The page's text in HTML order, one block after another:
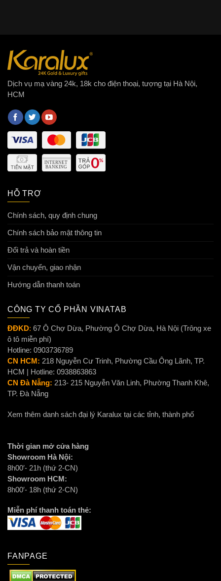
Dịch vụ mạ vàng 24k, 18k cho điện thoại, tượng tại Hà Nội,
HCM
HỖ TRỢ
Chính sách, quy định chung
Chính sách bảo mật thông tin
Đổi trả và hoàn tiền
Vận chuyển, giao nhận
Hướng dẫn thanh toán
CÔNG TY CỔ PHẦN VINATAB
ĐĐKD: 67 Ô Chợ Dừa, Phường Ô Chợ Dừa, Hà Nội (Trông xe
ô tô miễn phí)
Hotline: 0903736789
CN HCM: 218 Nguyễn Cư Trinh, Phường Cầu Ông Lãnh, TP.
HCM | Hotline: 0938863863
CN Đà Nẵng: 213- 215 Nguyễn Văn Linh, Phường Thanh Khê,
TP. Đà Nẵng
Xem thêm danh sách đại lý Karalux tại các tỉnh, thành phố
Thời gian mở cửa hàng
Showroom Hà Nội:
8h00′- 21h (thứ 2-CN)
Showroom HCM:
8h00′- 18h (thứ 2-CN)
Miễn phí thanh toán thẻ:
FANPAGE